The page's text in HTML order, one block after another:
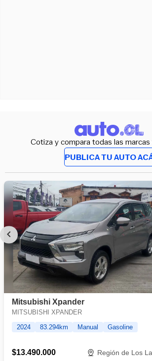
Cotiza y compara todas las
PUBLICA TU AUTO